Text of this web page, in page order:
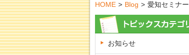
HOME > Blog > 愛知セミナー
お知らせ